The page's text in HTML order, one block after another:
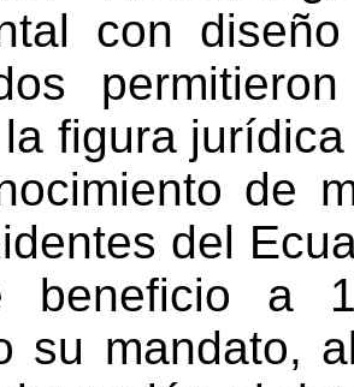
con
figura
de
del
beneficio a
su mandato,